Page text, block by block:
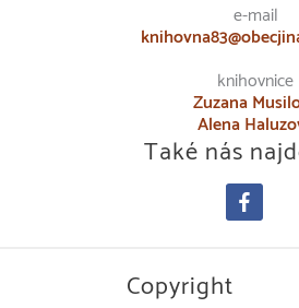
e-mail
knihovnice
Zuzana
Alena
Také nás
facebook
Copyright